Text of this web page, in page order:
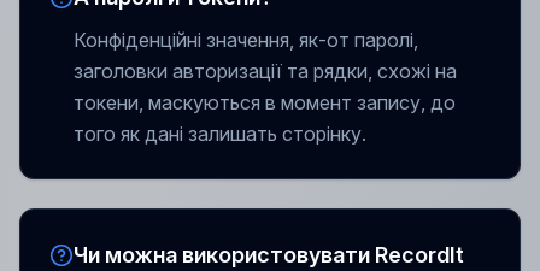
Конфіденційні значення, як-от паролі,
заголовки авторизації та рядки, схожі на
токени, маскуються в момент запису, до
того як дані залишать сторінку.
Чи можна використовувати RecordIt